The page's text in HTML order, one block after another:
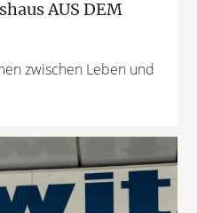
AUS DEM
zwischen Leben und